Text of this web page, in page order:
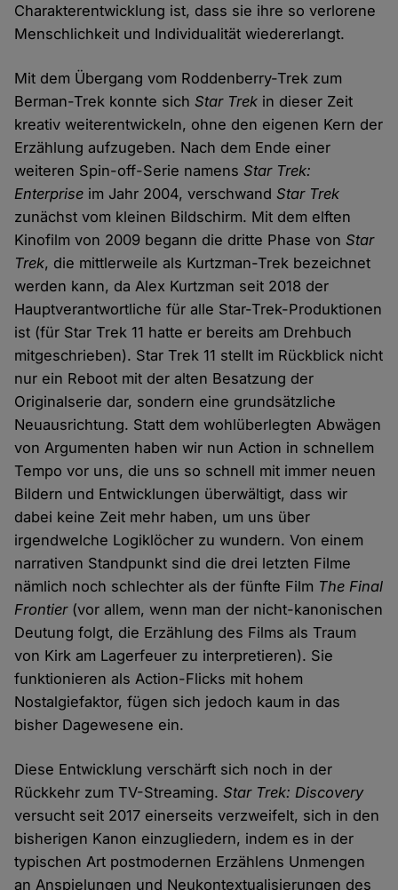
Charakterentwicklung ist, dass sie ihre so verlorene
Menschlichkeit und Individualität wiedererlangt.
Mit dem Übergang vom Roddenberry-Trek zum
Berman-Trek konnte sichStar Trek in dieser Zeit
kreativ weiterentwickeln, ohne den eigenen Kern der
Erzählung aufzugeben. Nach dem Ende einer
weiteren Spin-off-Serie namensStar Trek:
Enterprise im Jahr 2004, verschwandStar Trek
zunächst vom kleinen Bildschirm. Mit dem elften
Kinofilm von 2009 begann die dritte Phase vonStar
Trek, die mittlerweile als Kurtzman-Trek bezeichnet
werden kann, da Alex Kurtzman seit 2018 der
Hauptverantwortliche für alle Star-Trek-Produktionen
ist (für Star Trek 11 hatte er bereits am Drehbuch
mitgeschrieben). Star Trek 11 stellt im Rückblick nicht
nur ein Reboot mit der alten Besatzung der
Originalserie dar, sondern eine grundsätzliche
Neuausrichtung. Statt dem wohlüberlegten Abwägen
von Argumenten haben wir nun Action in schnellem
Tempo vor uns, die uns so schnell mit immer neuen
Bildern und Entwicklungen überwältigt, dass wir
dabei keine Zeit mehr haben, um uns über
irgendwelche Logiklöcher zu wundern. Von einem
narrativen Standpunkt sind die drei letzten Filme
nämlich noch schlechter als der fünfte Film The Final
Frontier(vor allem, wenn man der nicht-kanonischen
Deutung folgt, die Erzählung des Films als Traum
von Kirk am Lagerfeuer zu interpretieren). Sie
funktionieren als Action-Flicks mit hohem
Nostalgiefaktor, fügen sich jedoch kaum in das
bisher Dagewesene ein.
Diese Entwicklung verschärft sich noch in der
Rückkehr zum TV-Streaming.Star Trek: Discovery
versucht seit 2017 einerseits verzweifelt, sich in den
bisherigen Kanon einzugliedern, indem es in der
typischen Art postmodernen Erzählens Unmengen
an Anspielungen und Neukontextualisierungen des